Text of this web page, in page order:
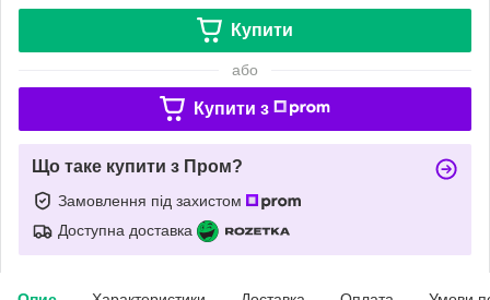
Купити
або
Купити з
Що таке купити з Пром?
Замовлення під захистом
Доступна доставка